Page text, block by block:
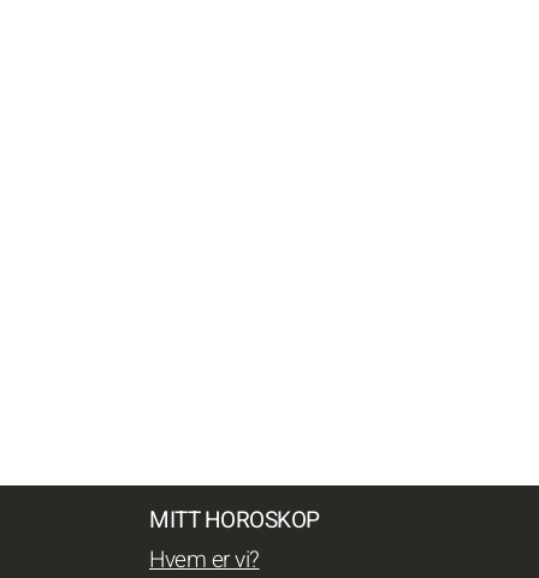
MITT HOROSKOP
Hvem er vi?